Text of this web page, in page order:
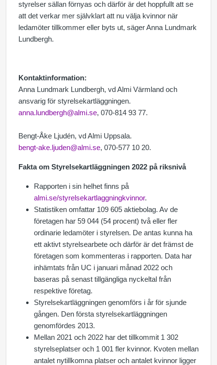
styrelser sällan förnyas och därför är det hoppfullt att se
att det verkar mer självklart att nu välja kvinnor när
ledamöter tillkommer eller byts ut, säger Anna Lundmark
Lundbergh.
Kontaktinformation:
Anna Lundmark Lundbergh, vd Almi Värmland och
ansvarig för styrelsekartläggningen.
anna.lundbergh@almi.se, 070-814 93 77.
Bengt-Åke Ljudén, vd Almi Uppsala.
bengt-ake.ljuden@almi.se, 070-577 10 20.
Fakta om Styrelsekartläggningen 2022 på riksnivå
Rapporten i sin helhet finns på
almi.se/styrelsekartlaggningkvinnor.
Statistiken omfattar 109 605 aktiebolag. Av de
företagen har 59 044 (54 procent) två eller fler
ordinarie ledamöter i styrelsen. De antas kunna ha
ett aktivt styrelsearbete och därför är det främst de
företagen som kommenteras i rapporten. Data har
inhämtats från UC i januari månad 2022 och
baseras på senast tillgängliga nyckeltal från
respektive företag.
Styrelsekartläggningen genomförs i år för sjunde
gången. Den första styrelsekartläggningen
genomfördes 2013.
Mellan 2021 och 2022 har det tillkommit 1 302
styrelseplatser och 1 001 fler kvinnor. Kvoten mellan
antalet nytillkomna platser och antalet kvinnor ligger